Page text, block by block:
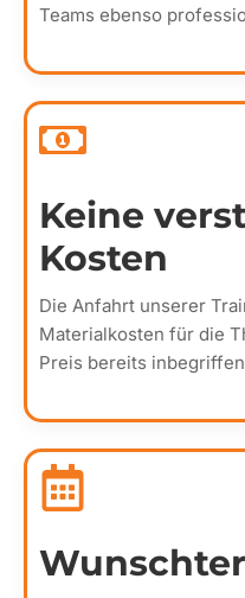
Teams ebenso
Keine
Kosten
Die Anfahrt unserer
Materialkosten für die
Preis bereits